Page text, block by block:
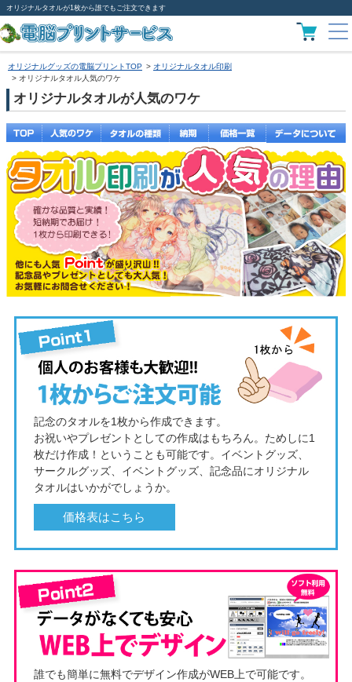
オリジナルタオルが1枚から誰でもご注文できます
オリジナルグッズの電脳プリントTOP
オリジナルタオル印刷
オリジナルタオル人気のワケ
オリジナルタオルが人気のワケ
記念のタオルを1枚から作成できます。
お祝いやプレゼントとしての作成はもちろん。ためしに1
枚だけ作成！ということも可能です。イベントグッズ、
サークルグッズ、イベントグッズ、記念品にオリジナル
タオルはいかがでしょうか。
価格表はこちら
誰でも簡単に無料でデザイン作成がWEB上で可能です。